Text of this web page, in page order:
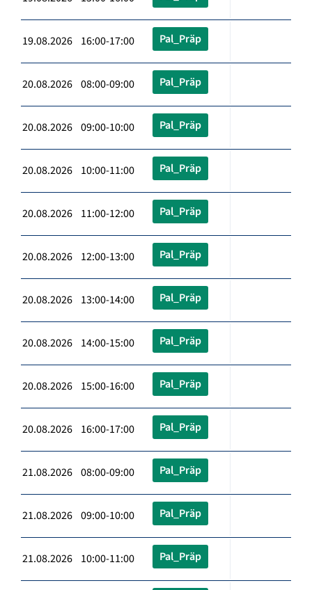
19.08.2026 16:00-17:00 Pal_Präp
20.08.2026 08:00-09:00 Pal_Präp
20.08.2026 09:00-10:00 Pal_Präp
20.08.2026 10:00-11:00 Pal_Präp
20.08.2026 11:00-12:00 Pal_Präp
20.08.2026 12:00-13:00 Pal_Präp
20.08.2026 13:00-14:00 Pal_Präp
20.08.2026 14:00-15:00 Pal_Präp
20.08.2026 15:00-16:00 Pal_Präp
20.08.2026 16:00-17:00 Pal_Präp
21.08.2026 08:00-09:00 Pal_Präp
21.08.2026 09:00-10:00 Pal_Präp
21.08.2026 10:00-11:00 Pal_Präp